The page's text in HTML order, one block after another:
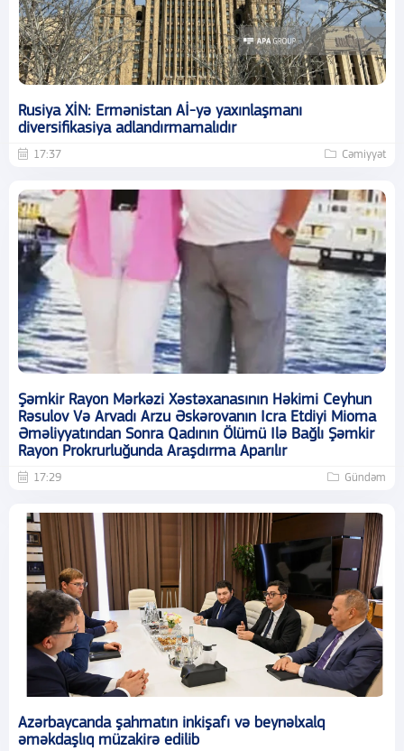
Rusiya XİN: Ermənistan Aİ-yə yaxınlaşmanı
diversifikasiya adlandırmamalıdır
17:37 Cəmiyyət
Şəmkir Rayon Mərkəzi Xəstəxanasının Həkimi Ceyhun
Rəsulov Və Arvadı Arzu Əskərovanın Icra Etdiyi Mioma
Əməliyyatından Sonra Qadının Ölümü Ilə Bağlı Şəmkir
Rayon Prokrurluğunda Araşdırma Aparılır
17:29 Gündəm
Azərbaycanda şahmatın inkişafı və beynəlxalq
əməkdaşlıq müzakirə edilib